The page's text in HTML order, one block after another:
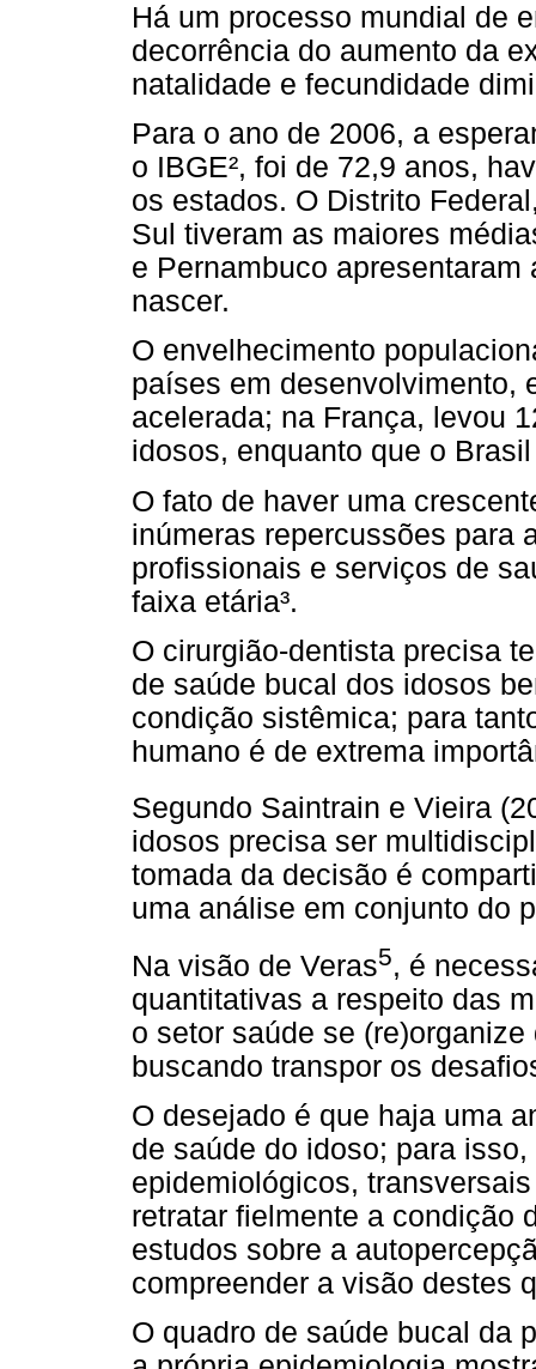
Há um processo mundial de
decorrência do aumento da
natalidade e fecundidade
Para o ano de 2006, a
o IBGE², foi de 72,9 anos,
os estados. O Distrito
Sul tiveram as maiores
e Pernambuco
nascer.
O envelhecimento
países em desenvolvimento,
acelerada; na França, levou
idosos, enquanto que o
O fato de haver uma
inúmeras repercussões para
profissionais e serviços de
faixa etária³.
O cirurgião-dentista precisa
de saúde bucal dos idosos
condição sistêmica; para
humano é de extrema
Segundo Saintrain e Vieira
idosos precisa ser
tomada da decisão é
uma análise em conjunto do
Na visão de Veras5, é
quantitativas a respeito das
o setor saúde se
buscando transpor os
O desejado é que haja uma
de saúde do idoso; para
epidemiológicos,
retratar fielmente a condição
estudos sobre a
compreender a visão destes
O quadro de saúde bucal da